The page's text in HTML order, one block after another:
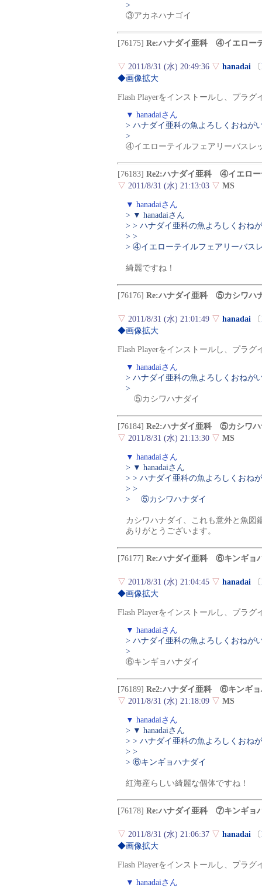
>
③アカネハナゴイ
[76175] Re:ハナダイ亜科 ④イエロー
▽ 2011/8/31 (水) 20:49:36 ▽ hanadai 〔
◆画像拡大
Flash Playerをインストールし、プラ
▼ hanadaiさん
> ハナダイ亜科の魚よろしくおねが
>
④イエローテイルフェアリーバスレ
[76183] Re2:ハナダイ亜科 ④イエロー
▽ 2011/8/31 (水) 21:13:03 ▽ MS
▼ hanadaiさん
> ▼ hanadaiさん
> > ハナダイ亜科の魚よろしくおね
> >
> ④イエローテイルフェアリーバス
綺麗ですね！
[76176] Re:ハナダイ亜科 ⑤カシワハ
▽ 2011/8/31 (水) 21:01:49 ▽ hanadai 〔
◆画像拡大
Flash Playerをインストールし、プラ
▼ hanadaiさん
> ハナダイ亜科の魚よろしくおねが
>
⑤カシワハナダイ
[76184] Re2:ハナダイ亜科 ⑤カシワハ
▽ 2011/8/31 (水) 21:13:30 ▽ MS
▼ hanadaiさん
> ▼ hanadaiさん
> > ハナダイ亜科の魚よろしくおね
> >
> ⑤カシワハナダイ
カシワハナダイ、これも意外と魚図
ありがとうございます。
[76177] Re:ハナダイ亜科 ⑥キンギョ
▽ 2011/8/31 (水) 21:04:45 ▽ hanadai 〔
◆画像拡大
Flash Playerをインストールし、プラ
▼ hanadaiさん
> ハナダイ亜科の魚よろしくおねが
>
⑥キンギョハナダイ
[76189] Re2:ハナダイ亜科 ⑥キンギョ
▽ 2011/8/31 (水) 21:18:09 ▽ MS
▼ hanadaiさん
> ▼ hanadaiさん
> > ハナダイ亜科の魚よろしくおね
> >
> ⑥キンギョハナダイ
紅海産らしい綺麗な個体ですね！
[76178] Re:ハナダイ亜科 ⑦キンギョ
▽ 2011/8/31 (水) 21:06:37 ▽ hanadai 〔
◆画像拡大
Flash Playerをインストールし、プラ
▼ hanadaiさん